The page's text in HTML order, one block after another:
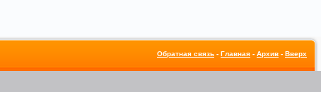
Обратная связь - Главная - Архив - Вверх